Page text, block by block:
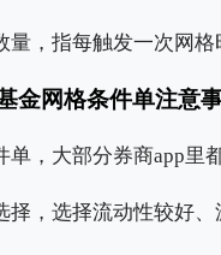
量，指每触发一次网格
金网格条件单注意
单，大部分券商app里
择，选择流动性较好、